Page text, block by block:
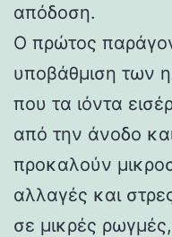
απόδοση.
Ο πρώτος
υποβάθμιση των
που τα ιόντα
από την άνοδο
προκαλούν
αλλαγές και
σε μικρές